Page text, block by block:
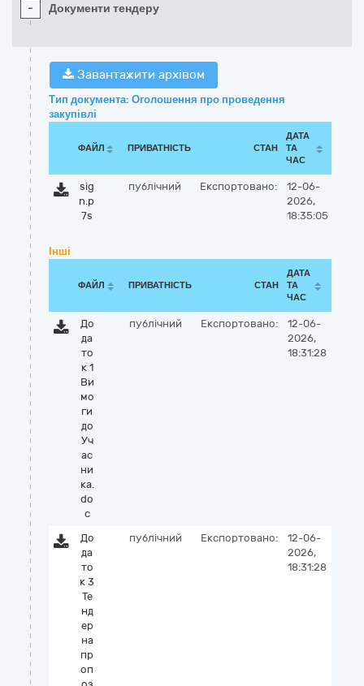
- Документи тендеру
Завантажити архівом
Тип документа: Оголошення про проведення
закупівлі
ФАЙЛ ПРИВАТНІСТЬ СТАН
ДАТА
ТА
ЧАС
sig
n.p
7s
публічний Експортовано:
12-06-
2026,
18:35:05
Інші
ФАЙЛ ПРИВАТНІСТЬ СТАН
ДАТА
ТА
ЧАС
До
да
то
к 1
Ви
мо
ги
до
Уч
ас
ни
ка.
do
c
публічний Експортовано:
12-06-
2026,
18:31:28
До
да
то
к 3
Те
нд
ер
на
пр
оп
публічний Експортовано:
12-06-
2026,
18:31:28